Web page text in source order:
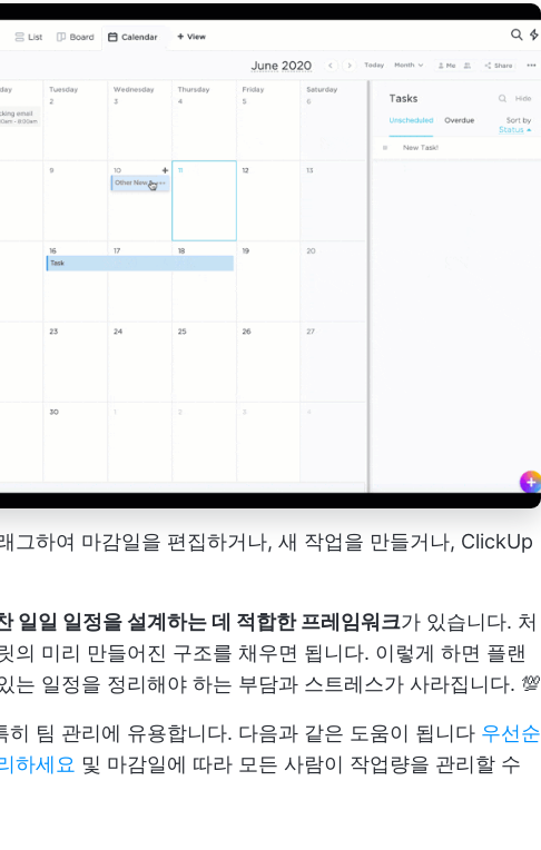
그하여 마감일을 편집하거나, 새 작업을 만들거나, ClickUp
일일 일정을 설계하는 데 적합한 프레임워크가 있습니다. 처
의 미리 만들어진 구조를 채우면 됩니다. 이렇게 하면 플랜
는 일정을 정리해야 하는 부담과 스트레스가 사라집니다. 💯
히 팀 관리에 유용합니다. 다음과 같은 도움이 됩니다 우선순
하세요 및 마감일에 따라 모든 사람이 작업량을 관리할 수